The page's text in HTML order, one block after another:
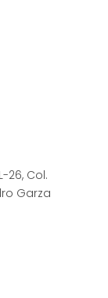
26, Col.
Garza